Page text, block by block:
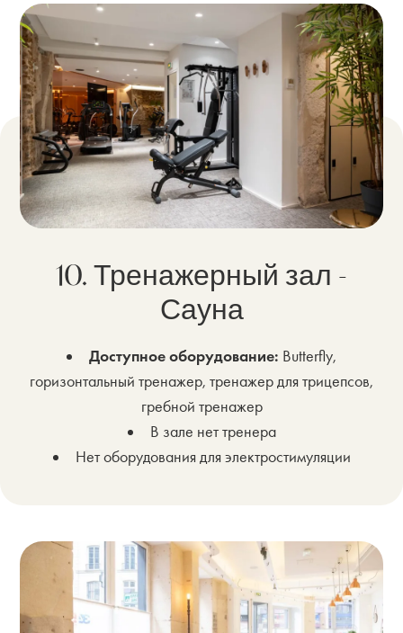
10. Тренажерный зал -
Сауна
Доступное оборудование: Butterfly,
горизонтальный тренажер, тренажер для трицепсов,
гребной тренажер
В зале нет тренера
Нет оборудования для электростимуляции